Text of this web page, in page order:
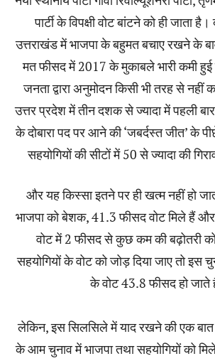
पार्टी के विपक्षी वोट बांटने को ही जाता
उत्तराखंड में भाजपा के बहुमत बचाए रखने के
मत फीसद में 2017 के मुकाबले भारी कमी
जनता द्वारा अनुमोदन किसी भी तरह से नहीं
उत्तर प्रदेश में तीन दशक से ज्यादा में पहली बार
के दोबारा पद पर आने की ‘जबर्दस्त जीत’ के
सहयोगियों की सीटों में 50 से ज्यादा की
और यह किस्सा इतने पर ही खत्म नहीं हो
भाजपा को बेशक, 41.3 फीसद वोट मिले हैं
वोट में 2 फीसद से कुछ कम की बढ़ोतरी को
सहयोगियों के वोट को जोड़ दिया जाए तो इस
के वोट 43.8 फीसद हो जाते
लेकिन, इस सिलसिले में याद रखने की एक बात
के आम चुनाव में भाजपा तथा सहयोगियों को